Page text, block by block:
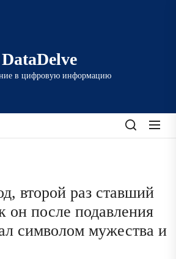
DataDelve
в цифровую информацию
второй раз ставший
он после подавления
символом мужества и